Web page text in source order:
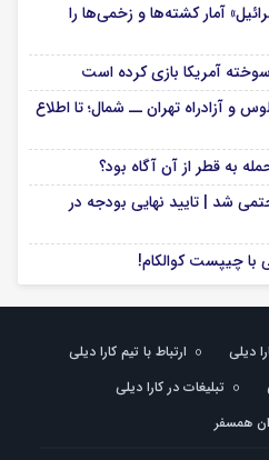
آمار کشته‌ها و زخمی‌ها را
سوخته آمریکا بازی کرده است
و آزادراه تهران ــ شمال؛ تا اطلاع
شد | تایید نهایی بودجه در
با چیپست کوالکام!
دیلی
ارتباط با تیم کارا دیلی
تبلیغات در کارا دیلی
همسفر